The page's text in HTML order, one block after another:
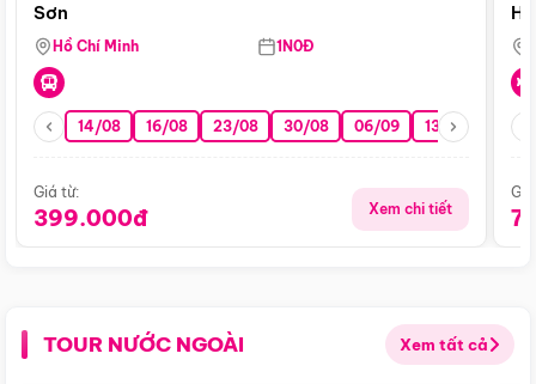
Sơn
Hồ Chí Minh 1N0Đ
14/08 16/08 23/08 30/08 06/09 13/09 20/09
Giá từ:
399.000đ Xem chi tiết
TOUR NƯỚC NGOÀI Xem tất cả
Điểm nổi bật